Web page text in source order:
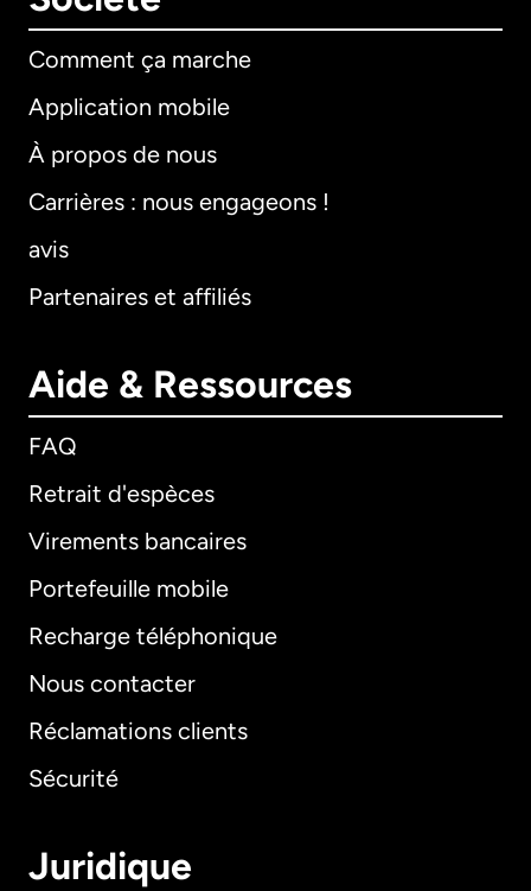
Comment ça marche
Application mobile
À propos de nous
Carrières : nous engageons !
avis
Partenaires et affiliés
Aide & Ressources
FAQ
Retrait d'espèces
Virements bancaires
Portefeuille mobile
Recharge téléphonique
Nous contacter
Réclamations clients
Sécurité
Juridique